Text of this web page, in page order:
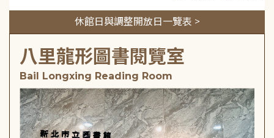
休館日與調整開放日一覽表 >
八里龍形圖書閱覽室
Bail Longxing Reading Room